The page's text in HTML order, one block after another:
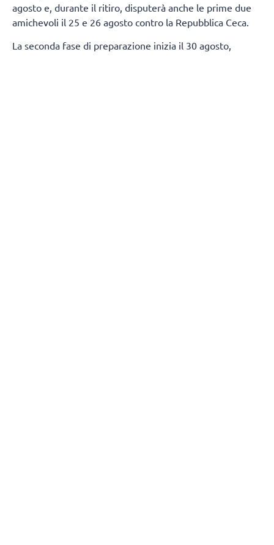
agosto e, durante il ritiro, disputerà anche le prime due
amichevoli il 25 e 26 agosto contro la Repubblica Ceca.
La seconda fase di preparazione inizia il 30 agosto,